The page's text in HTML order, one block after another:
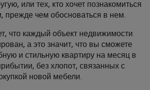
или тех, кто хочет познакомиться
прежде чем обосноваться в нем.
что каждый объект недвижимости
а это значит, что вы сможете
и стильную квартиру на месяц в
без хлопот, связанных с
новой мебели.